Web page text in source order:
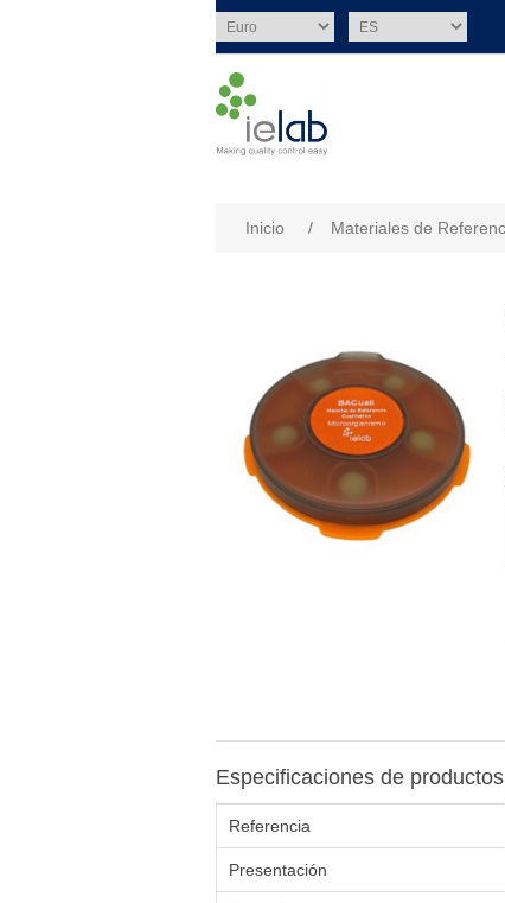
Inicio / Materiales de
Especificaciones de productos
Referencia
Presentación